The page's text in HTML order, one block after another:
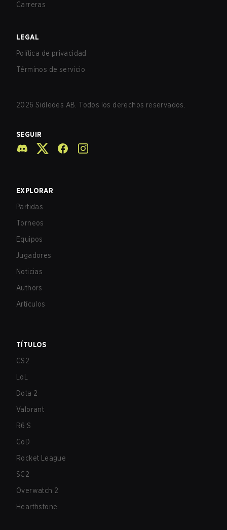
Carreras
LEGAL
Política de privacidad
Términos de servicio
2026 Sidledes AB. Todos los derechos reservados.
SEGUIR
EXPLORAR
Partidas
Torneos
Equipos
Jugadores
Noticias
Authors
Artículos
TÍTULOS
CS2
LoL
Dota 2
Valorant
R6:S
CoD
Rocket League
SC2
Overwatch 2
Hearthstone